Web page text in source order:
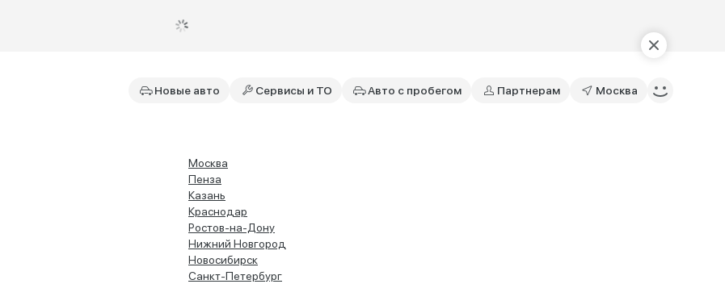
Новые авто Сервисы и ТО Авто с пробегом Партнерам Москва
Москва
Пенза
Казань
Краснодар
Ростов-на-Дону
Нижний Новгород
Новосибирск
Санкт-Петербург